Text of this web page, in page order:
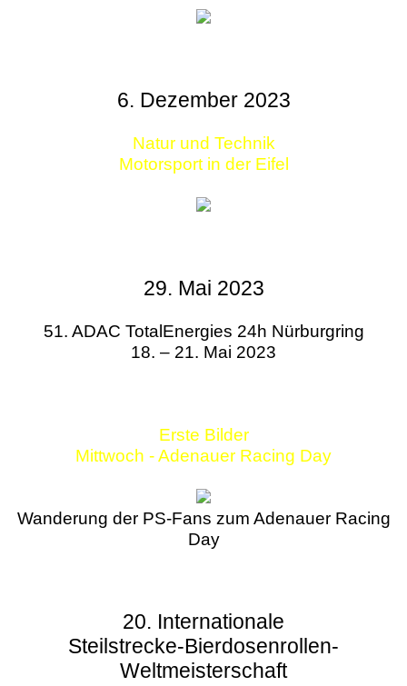
6. Dezember 2023
Natur und Technik
Motorsport in der Eifel
29. Mai 2023
51. ADAC TotalEnergies 24h Nürburgring
18. – 21. Mai 2023
Erste Bilder
Mittwoch - Adenauer Racing Day
Wanderung der PS-Fans zum Adenauer Racing
Day
20. Internationale
Steilstrecke-Bierdosenrollen-
Weltmeisterschaft